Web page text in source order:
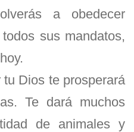
a obedecer
sus mandatos,
Dios te prosperará
Te dará muchos
de animales y